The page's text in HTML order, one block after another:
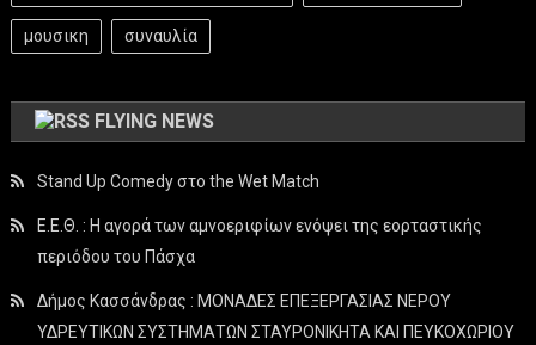
μουσικη συναυλία
FLYING NEWS
Stand Up Comedy στο the Wet Match
Ε.Ε.Θ. : Η αγορά των αμνοεριφίων ενόψει της εορταστικής
περιόδου του Πάσχα
Δήμος Κασσάνδρας : ΜΟΝΑΔΕΣ ΕΠΕΞΕΡΓΑΣΙΑΣ ΝΕΡΟΥ
ΥΔΡΕΥΤΙΚΩΝ ΣΥΣΤΗΜΑΤΩΝ ΣΤΑΥΡΟΝΙΚΗΤΑ ΚΑΙ ΠΕΥΚΟΧΩΡΙΟΥ